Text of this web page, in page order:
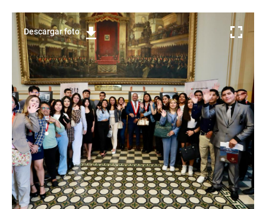
Descargar foto